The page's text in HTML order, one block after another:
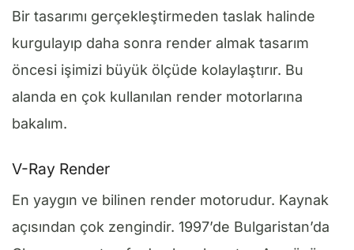
Bir tasarımı gerçekleştirmeden taslak halinde
kurgulayıp daha sonra render almak tasarım
öncesi işimizi büyük ölçüde kolaylaştırır. Bu
alanda en çok kullanılan render motorlarına
bakalım.
V-Ray Render
En yaygın ve bilinen render motorudur. Kaynak
açısından çok zengindir. 1997’de Bulgaristan’da